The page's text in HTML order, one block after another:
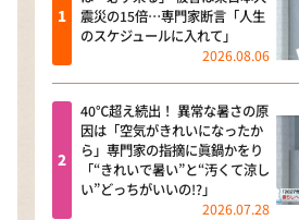
ＬＩＦＥ～夢のカタチ～
新婚さんいらっしゃい！
ザキ山小屋本館
ぺこぱのまるスポ
震災の15倍…専門家断言「人生
のスケジュールに入れて」
2026.08.06
40℃超え続出！ 異常な暑さの原
因は「空気がきれいになったか
ら」専門家の指摘に眞鍋かをり
「“きれいで暑い”と“汚くて涼し
い”どっちがいいの!?」
2026.07.28